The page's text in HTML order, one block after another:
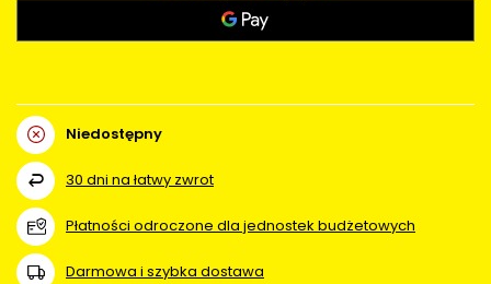
Niedostępny
30 dni na łatwy zwrot
Płatności odroczone dla jednostek budżetowych
Darmowa i szybka dostawa